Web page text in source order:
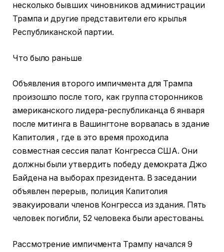
несколько бывших чиновников администрации
Трампа и другие представители его крылья
Республиканской партии.
Что было раньше
Объявления второго импичмента для Трампа
произошло после того, как группа сторонников
американского лидера-республиканца 6 января
после митинга в Вашингтоне ворвалась в здание
Капитолия , где в это время проходила
совместная сессия палат Конгресса США. Они
должны были утвердить победу демократа Джо
Байдена на выборах президента. В заседании
объявлен перерыв, полиция Капитолия
эвакуировали членов Конгресса из здания. Пять
человек погибли, 52 человека были арестованы.
Рассмотрение импичмента Трампу начался 9